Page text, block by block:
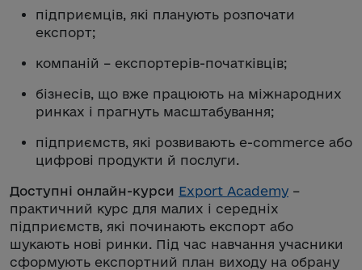
підприємців, які планують розпочати
експорт;
компаній – експортерів-початківців;
бізнесів, що вже працюють на міжнародних
ринках і прагнуть масштабування;
підприємств, які розвивають e-commerce або
цифрові продукти й послуги.
Доступні онлайн-курси Export Academy –
практичний курс для малих і середніх
підприємств, які починають експорт або
шукають нові ринки. Під час навчання учасники
сформують експортний план виходу на обрану